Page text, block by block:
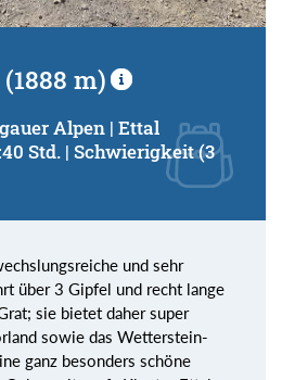
m)
Alpen | Ettal
Std. | Schwierigkeit (3
und sehr
über 3 Gipfel und recht lange
sie bietet daher super
sowie das Wetterstein-
ganz besonders schöne